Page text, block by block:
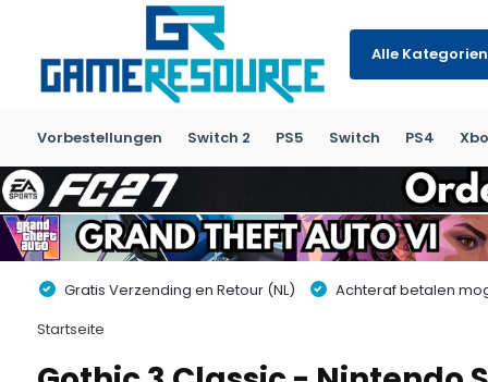
Alle Kategorien
Vorbestellungen Switch 2 PS5 Switch PS4
Gratis Verzending en Retour (NL) Achteraf betalen
Startseite